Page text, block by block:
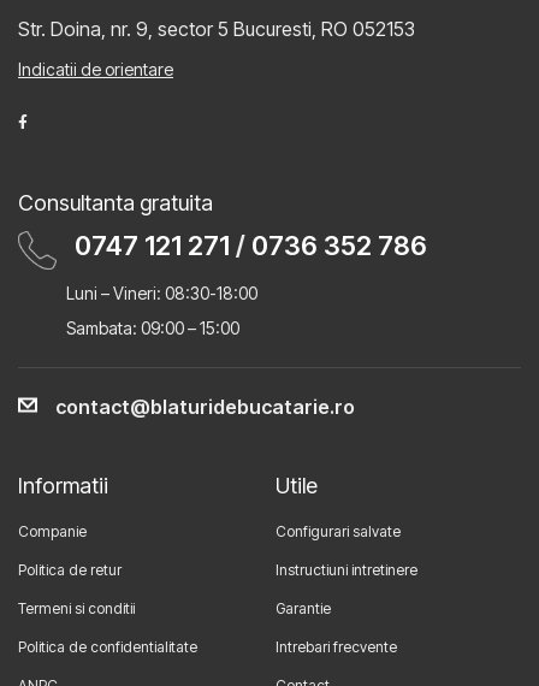
Str. Doina, nr. 9, sector 5 Bucuresti, RO 052153
Indicatii de orientare
Consultanta gratuita
0747 121 271 / 0736 352 786
Luni – Vineri: 08:30-18:00
Sambata: 09:00 – 15:00
contact@blaturidebucatarie.ro
Informatii
Companie
Politica de retur
Termeni si conditii
Politica de confidentialitate
Utile
Configurari salvate
Instructiuni intretinere
Garantie
Intrebari frecvente